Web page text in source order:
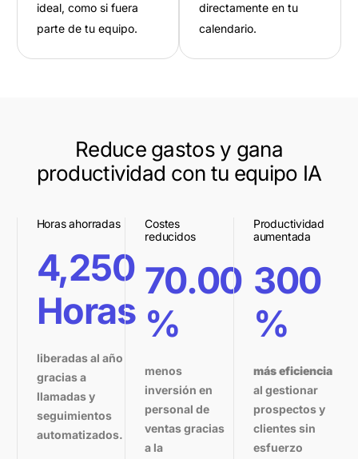
ideal, como si fuera
parte de tu equipo.
directamente en tu
calendario.
Reduce gastos y gana
productividad con tu equipo IA
Horas ahorradas
4,250
Horas
liberadas al año
gracias a
llamadas y
seguimientos
automatizados.
Costes
reducidos
70.00
%
menos
inversión en
personal de
ventas gracias
a la
Productividad
aumentada
300
%
más eficiencia
al gestionar
prospectos y
clientes sin
esfuerzo